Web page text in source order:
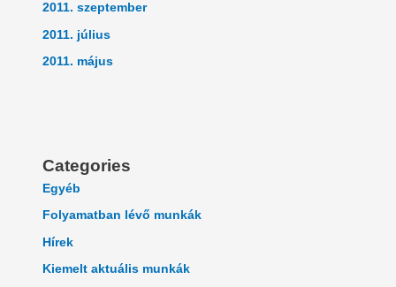
2011. szeptember
2011. július
2011. május
Categories
Egyéb
Folyamatban lévő munkák
Hírek
Kiemelt aktuális munkák